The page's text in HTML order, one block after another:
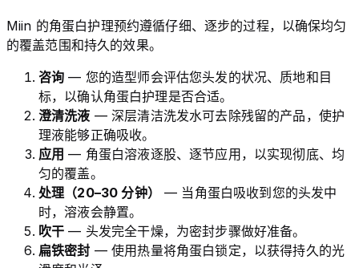
Miin 的角蛋白护理预约遵循仔细、逐步的过程，以确保均匀
的覆盖范围和持久的效果。
咨询 — 您的造型师会评估您头发的状况、质地和目
标，以确认角蛋白护理是否合适。
澄清洗液 — 深层清洁洗发水可去除残留的产品，使护
理液能够正确吸收。
应用 — 角蛋白溶液逐股、逐节应用，以实现彻底、均
匀的覆盖。
处理（20–30 分钟）
— 当角蛋白吸收到您的头发中
时，溶液会静置。
吹干 — 头发完全干燥，为密封步骤做好准备。
扁铁密封 — 使用热量将角蛋白锁定，以获得持久的光